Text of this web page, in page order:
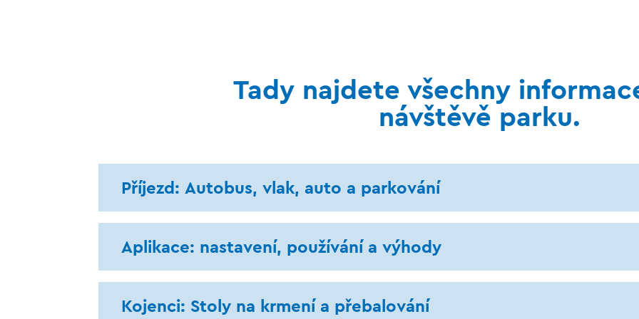
Tady najdete všechny
návštěvě parku.
Příjezd: Autobus, vlak, auto a parkování
Aplikace: nastavení, používání a výhody
Kojenci: Stoly na krmení a přebalování